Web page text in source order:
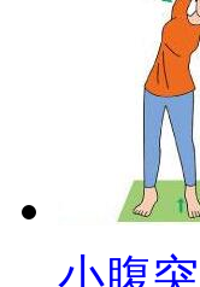
小腹